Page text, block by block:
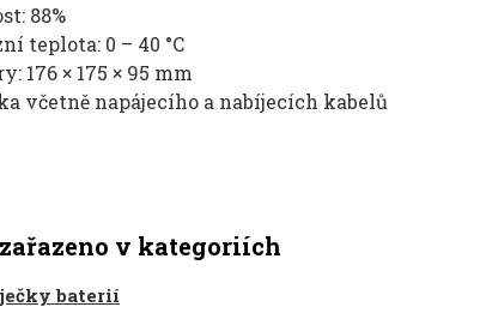
88%
teplota: 0 – 40 °C
176 × 175 × 95 mm
včetně napájecího a nabíjecích kabelů
v kategoriích
baterií